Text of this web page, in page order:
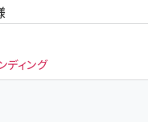
ディング